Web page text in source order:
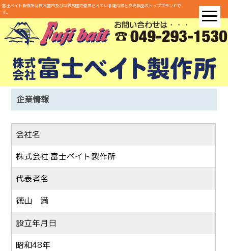
富士ベイト製作所は日本国内及び世界各国で愛用されている疑似餌と夜光製品のトップブランドで
す。
企業情報
会社名
株式会社 富士ベイト製作所
代表者名
徳山 満
設立年月日
昭和48年